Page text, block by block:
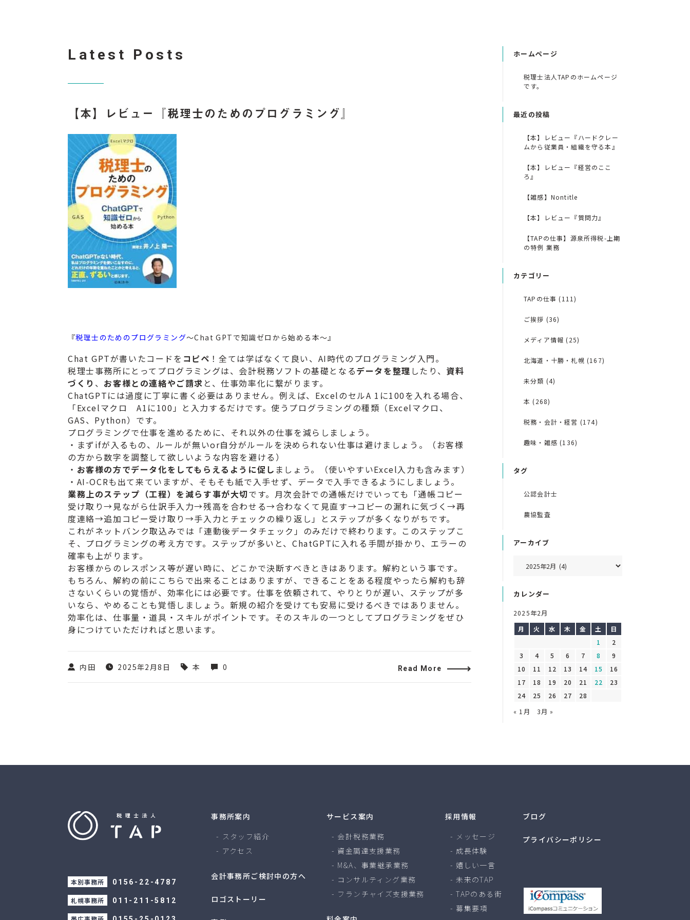
Latest Posts
【本】レビュー『税理士のためのプログラミング』
『税理士のためのプログラミング～Chat GPTで知識ゼロから始める本〜』
Chat GPTが書いたコードを コピペ ！全ては学ばなくて良い、 AI時代のプログラミング入門。
税理士事務所にとってプログラミングは、 会計税務ソフトの基礎となるデータを整理 したり、 資料
づくり 、 お客様との連絡やご請求 と、仕事効率化に繋がります。
ChatGPTには過度に丁寧に書く必要はありません。例えば、 ExcelのセルA 1に100を入れる場合、
「Excelマクロ A1に100」と入力するだけです。使うプログラミングの種類（Excelマクロ、
GAS、Python）です。
プログラミングで仕事を進めるために、 それ以外の仕事を減らしましょう。
・まずifが入るもの、 ルールが無いor自分がルールを決められない仕事は避けましょう 。（お客様
の方から数字を調整して欲しいような内容を避ける）
・ お客様の方でデータ化をしてもらえるように促し ましょう。（使いやすいExcel入力も含みます）
・AI-OCRも出て来ていますが、そもそも紙で入手せず、 データで入手できるようにしましょう。
業務上のステップ（工程）を減らす事が大切です。 月次会計での通帳だけでいっても「通帳コピー
受け取り→見ながら仕訳手入力→残高を合わせる→合わなくて見直す→コピーの漏れに気づく→再
度連絡→追加コピー受け取り→手入力とチェックの繰り返し」とステップが多くなりがちです。
これがネットバンク取込みでは「連動後データチェック」 のみだけで終わります。このステップこ
そ、 プログラミングの考え方です。ステップが多いと、ChatGPTに入れる手間が掛かり、 エラーの
確率も上がります。
お客様からのレスポンス等が遅い時に、
どこかで決断すべきときはあります。解約という事です。
もちろん、解約の前にこちらで出来ることはありますが、 できることをある程度やったら解約も辞
さないくらいの覚悟が、 効率化には必要です。仕事を依頼されて、やりとりが遅い、 ステップが多
いなら、やめることも覚悟しましょう。 新規の紹介を受けても安易に受けるべきではありません。
効率化は、仕事量・道具・スキルがポイントです。 そのスキルの一つとしてプログラミングをぜひ
身につけていただければと思います。
内田 2025年2月8日 本 0 Read More
ホームページ
税理士法人TAPのホームページ
です。
最近の投稿
【本】レビュー『ハードクレー
ムから従業員・組織を守る本』
【本】レビュー『経営のここ
ろ』
【雑感】Nontitle
【本】レビュー『質問力』
【TAPの仕事】源泉所得税-上期
の特例 業務
カテゴリー
TAPの仕事 (111)
ご挨拶 (36)
メディア情報 (25)
北海道・十勝・札幌 (167)
未分類 (4)
本 (268)
税務・会計・経営 (174)
趣味・雑感 (136)
タグ
公認会計士
農協監査
アーカイブ
カレンダー
2025年2月
月
火 水 木 金 土
日
1
2
3
4 5 6 7 8
9
10
11 12 13 14 15
16
17
18 19 20 21 22
23
24
25 26 27
28
« 1月
3月 »
本別事務所 0156-22-4787
札幌事務所 011-211-5812
事務所案内
スタッフ紹介
アクセス
会計事務所ご検討中の方へ
ロゴストーリー
サービス案内
会計税務業務
資金調達支援業務
M&A、事業継承業務
コンサルティング業務
フランチャイズ支援業務
採用情報
メッセージ
成長体験
嬉しい一言
未来のTAP
TAPのある街
募集要項
ブログ
プライバシーポリシー